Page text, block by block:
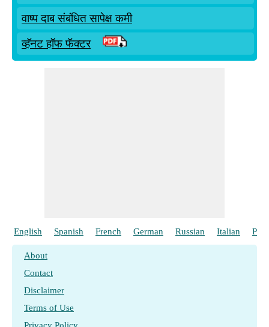
वाष्प दाब संबंधित सापेक्ष कमी
व्हॅनट हॉफ फॅक्टर
English Spanish French German Russian Italian
About
Contact
Disclaimer
Terms of Use